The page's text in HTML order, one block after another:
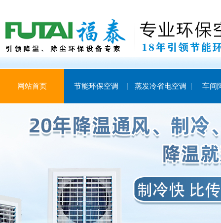
网站首页 节能环保空调 蒸发冷省电空调 车间